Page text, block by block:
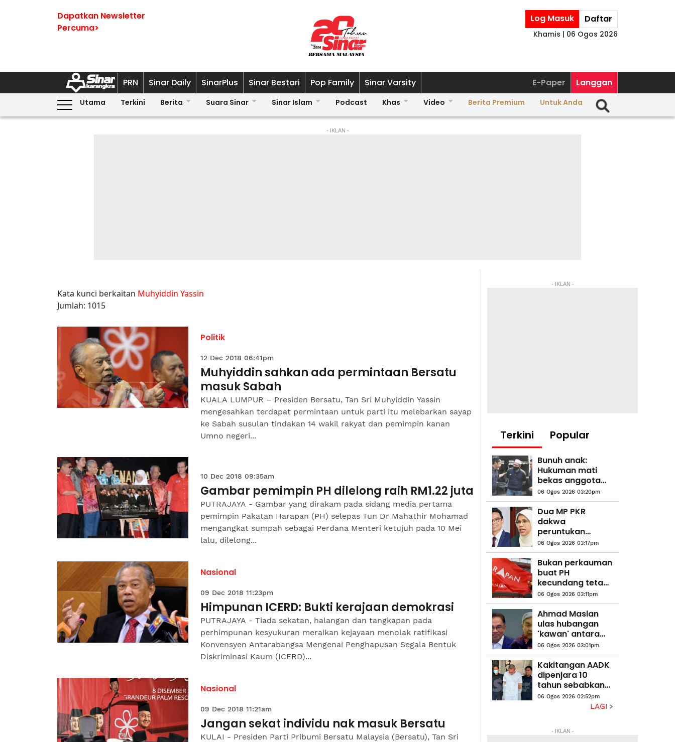
Dapatkan Newsletter
Percuma>
Log Masuk Daftar
Khamis | 06 Ogos 2026
PRN Sinar Daily SinarPlus Sinar Bestari Pop Family Sinar Varsity E-Paper Langgan
Utama Terkini Berita Suara Sinar Sinar Islam Podcast Khas Video Berita Premium Untuk Anda
- IKLAN -
Kata kunci berkaitan Muhyiddin Yassin
Jumlah: 1015
Politik
12 Dec 2018 06:41pm
Muhyiddin sahkan ada permintaan Bersatu
masuk Sabah
KUALA LUMPUR – Presiden Bersatu, Tan Sri Muhyiddin Yassin
mengesahkan terdapat permintaan untuk parti itu melebarkan sayap
ke Sabah susulan tindakan 14 wakil rakyat dan pemimpin kanan
Umno negeri...
10 Dec 2018 09:35am
Gambar pemimpin PH dilelong raih RM1.22 juta
PUTRAJAYA - Gambar yang dirakam pada sidang media pertama
pemimpin Pakatan Harapan (PH) selepas Tun Dr Mahathir Mohamad
mengangkat sumpah sebagai Perdana Menteri ketujuh pada 10 Mei
lalu, dilelong...
Nasional
09 Dec 2018 11:23pm
Himpunan ICERD: Bukti kerajaan demokrasi
PUTRAJAYA - Tiada sekatan, halangan dan tangkapan pada
perhimpunan kesyukuran meraikan kejayaan menolak ratifikasi
Konvensyen Antarabangsa Mengenai Penghapusan Segala Bentuk
Diskriminasi Kaum (ICERD)...
Nasional
09 Dec 2018 11:21am
Jangan sekat individu nak masuk Bersatu
KULAI - Presiden Parti Pribumi Bersatu Malaysia (Bersatu), Tan Sri
- IKLAN -
Terkini Popular
Bunuh anak:
Hukuman mati
bekas anggota
tentera diganti
penjara 40 tahun,
12 sebatan
06 Ogos 2026 03:20pm
Dua MP PKR
dakwa
peruntukan
kawasan disekat,
hak rakyat
terjejas
06 Ogos 2026 03:17pm
Bukan perkauman
buat PH
kecundang tetapi
ideologi dan nilai
06 Ogos 2026 03:11pm
Ahmad Maslan
ulas hubangan
'kawan' antara
Anwar, Zahid
Hamidi
06 Ogos 2026 03:01pm
Kakitangan AADK
dipenjara 10
tahun sebabkan
kematian tanpa
06 Ogos 2026 02:52pm
LAGI
- IKLAN -